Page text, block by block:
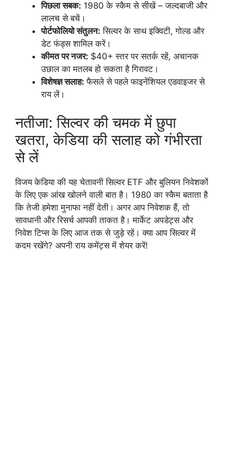
पिछला सबक: 1980 के स्कैम से सीखें – जल्दबाजी और
लालच से बचें।
पोर्टफोलियो संतुलन: सिल्वर के साथ इक्विटी, गोल्ड और
डेट फंड्स शामिल करें।
कीमत पर नजर: $40+ स्तर पर सतर्क रहें, अचानक
उछाल का मतलब हो सकता है गिरावट।
विशेषज्ञ सलाह: फैसले से पहले फाइनेंशियल एडवाइजर से
राय लें।
नतीजा: सिल्वर की चमक में छुपा
खतरा, केडिया की सलाह को गंभीरता
से लें
विजय केडिया की यह चेतावनी सिल्वर ETF और बुलियन निवेशकों
के लिए एक आंख खोलने वाली बात है। 1980 का स्कैम बताता है
कि तेजी हमेशा मुनाफा नहीं देती। अगर आप निवेशक हैं, तो
सावधानी और रिसर्च आपकी ताकत है। मार्केट अपडेट्स और
निवेश टिप्स के लिए आज तक से जुड़े रहें। क्या आप सिल्वर में
कदम रखेंगे? अपनी राय कमेंट्स में शेयर करें!